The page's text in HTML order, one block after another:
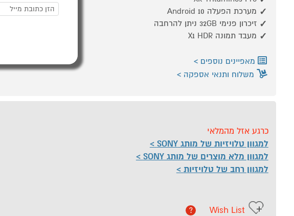
מערכת הפעלה Android 10
זיכרון פנימי 32GB ניתן להרחבה
מעבד תמונה X1 HDR
מאפיינים נוספים
משלוח ותנאי אספקה
כרגע אזל מהמלאי
למגוון טלויזיות של מותג SONY
למגוון מלא מוצרים של מותג SONY
למגוון רחב של טלויזיות
Wish List
?